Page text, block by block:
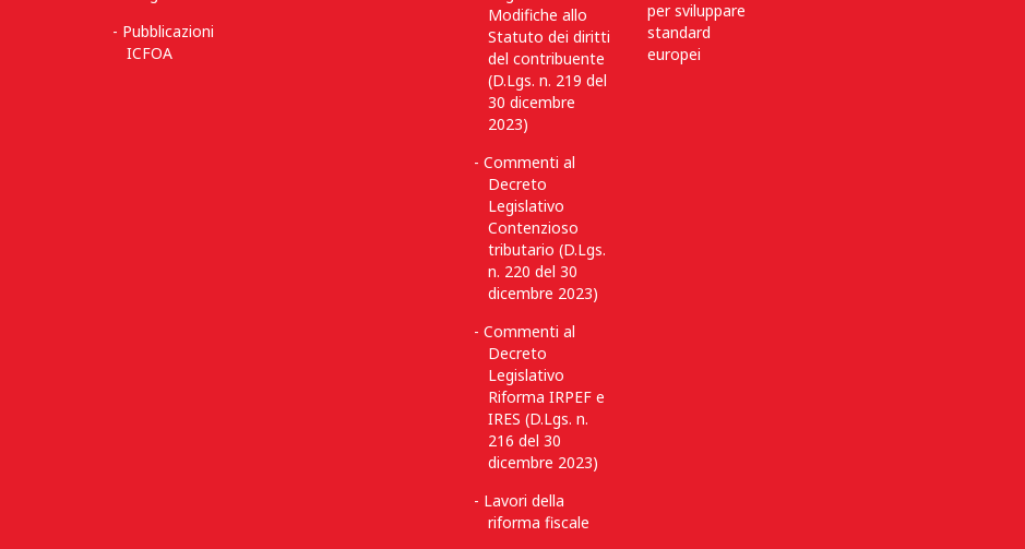
Pubblicazioni
ICFOA
Modifiche allo
Statuto dei diritti
del contribuente
(D.Lgs. n. 219 del
30 dicembre
2023)
Commenti al
Decreto
Legislativo
Contenzioso
tributario (D.Lgs.
n. 220 del 30
dicembre 2023)
Commenti al
Decreto
Legislativo
Riforma IRPEF e
IRES (D.Lgs. n.
216 del 30
dicembre 2023)
Lavori della
riforma fiscale
per sviluppare
standard
europei